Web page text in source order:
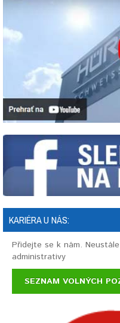
KARIÉRA U NÁS:
Přidejte se k nám.
administrativy
SEZNAM VOLNÝCH